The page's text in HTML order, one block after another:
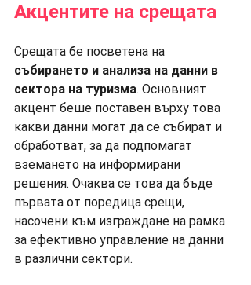
Акцентите на срещата
Срещата бе посветена на
събирането и анализа на данни в
сектора на туризма. Основният
акцент беше поставен върху това
какви данни могат да се събират и
обработват, за да подпомагат
вземането на информирани
решения. Очаква се това да бъде
първата от поредица срещи,
насочени към изграждане на рамка
за ефективно управление на данни
в различни сектори.